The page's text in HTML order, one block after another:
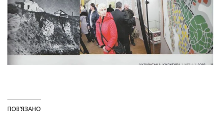
ПОВ’ЯЗАНО